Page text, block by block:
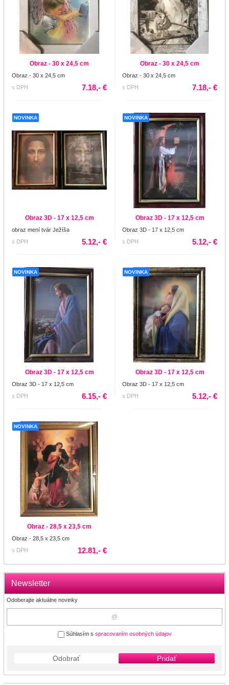
Newsletter
Odoberajte aktuálne novinky
Súhlasím s spracovaním osobných údajov
Odobrať Pridať
Obraz - 30 x 24,5 cm
Obraz - 30 x 24,5 cm
s DPH
7.18,- €
Obraz - 30 x 24,5 cm
Obraz - 30 x 24,5 cm
s DPH
7.18,- €
NOVINKA
Obraz 3D - 17 x 12,5 cm
obraz mení tvár Ježíša
s DPH
5.12,- €
NOVINKA
Obraz 3D - 17 x 12,5 cm
Obraz 3D - 17 x 12,5 cm
s DPH
5.12,- €
NOVINKA
Obraz 3D - 17 x 12,5 cm
Obraz 3D - 17 x 12,5 cm
s DPH
6.15,- €
NOVINKA
Obraz 3D - 17 x 12,5 cm
Obraz 3D - 17 x 12,5 cm
s DPH
5.12,- €
NOVINKA
Obraz - 28,5 x 23,5 cm
Obraz - 28,5 x 23,5 cm
s DPH
12.81,- €